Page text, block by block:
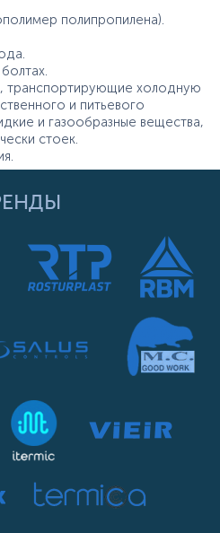
полипропилена).
транспортирующие холодную
и питьевого
и газообразные вещества,
стоек.